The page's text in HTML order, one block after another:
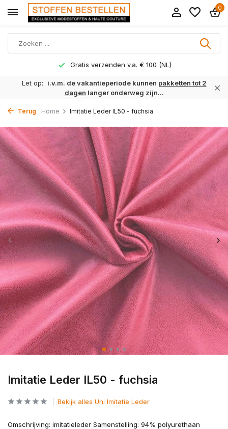
0
Gratis verzenden v.a. € 100 (NL)
Let op: i.v.m. de vakantieperiode kunnen pakketten tot 2
dagen langer onderweg zijn...
Terug Home Imitatie Leder IL50 - fuchsia
Imitatie Leder IL50 - fuchsia
Bekijk alles Uni Imitatie Leder
Omschrijving: imitatieleder Samenstelling: 94% polyurethaan